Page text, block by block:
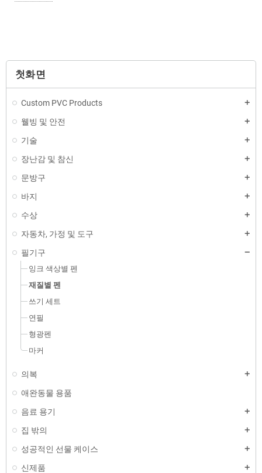
첫화면
Custom PVC Products
웰빙 및 안전
기술
장난감 및 참신
문방구
바지
수상
자동차, 가정 및 도구
필기구
잉크 색상별 펜
재질별 펜
쓰기 세트
연필
형광펜
마커
의복
애완동물 용품
음료 용기
집 밖의
성공적인 선물 케이스
신제품